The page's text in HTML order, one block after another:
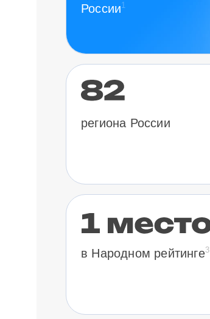
России1
региона России
в Народном рейтинге3